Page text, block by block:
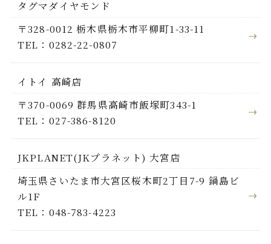
タグマダイヤモンド
〒328-0012 栃木県栃木市平柳町1-33-11
TEL：0282-22-0807
イトイ 高崎店
〒370-0069 群馬県高崎市飯塚町343-1
TEL：027-386-8120
JKPLANET(JKプラネット) 大宮店
埼玉県さいたま市大宮区桜木町2丁目7-9 鍋島ビ
ル1F
TEL：048-783-4223